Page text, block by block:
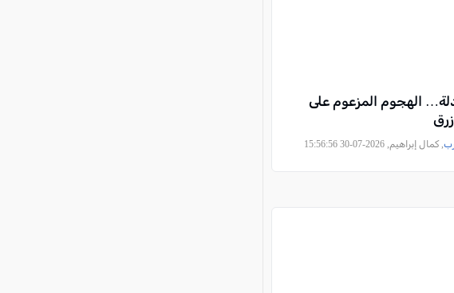
الهجوم المزعوم على
, كمال إبراهيم, 2026-07-30 15:56:56